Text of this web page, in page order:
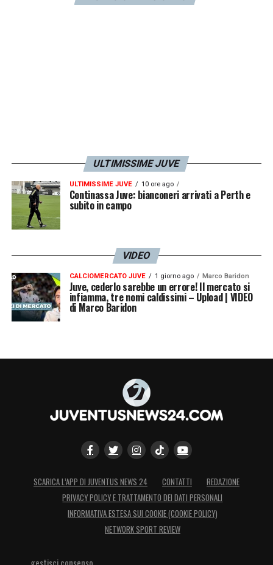
ULTIMISSIME JUVE
ULTIMISSIME JUVE 10 ore ago
Continassa Juve: bianconeri arrivati a Perth e
subito in campo
VIDEO
CALCIOMERCATO JUVE 1 giorno ago Marco Baridon
Juve, cederlo sarebbe un errore! Il mercato si
infiamma, tre nomi caldissimi – Upload | VIDEO
di Marco Baridon
SCARICA L’APP DI JUVENTUS NEWS 24 CONTATTI
REDAZIONE
PRIVACY POLICY E TRATTAMENTO DEI DATI PERSONALI
INFORMATIVA ESTESA SUI COOKIE (COOKIE POLICY)
NETWORK SPORT REVIEW